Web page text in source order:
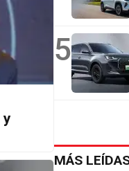
y
5
MÁS